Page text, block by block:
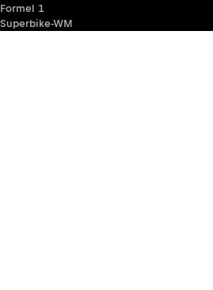
Formel 1
Superbike-WM